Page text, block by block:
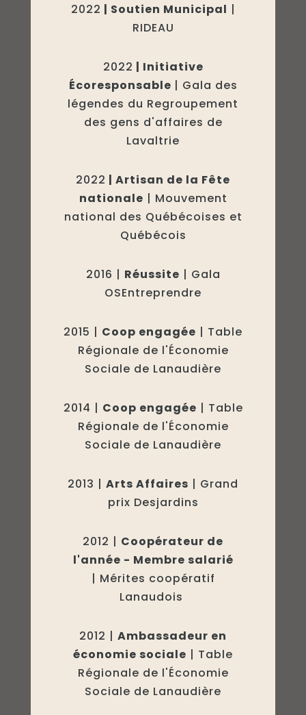
2022 | Soutien Municipal |
RIDEAU
2022 | Initiative
Écoresponsable | Gala des
légendes du Regroupement
des gens d'affaires de
Lavaltrie
2022 | Artisan de la Fête
nationale | Mouvement
national des Québécoises et
Québécois
2016 | Réussite | Gala
OSEntreprendre
2015 | Coop engagée | Table
Régionale de l'Économie
Sociale de Lanaudière
2014 | Coop engagée | Table
Régionale de l'Économie
Sociale de Lanaudière
2013 | Arts Affaires | Grand
prix Desjardins
2012 | Coopérateur de
l'année - Membre salarié
| Mérites coopératif
Lanaudois
2012 | Ambassadeur en
économie sociale | Table
Régionale de l'Économie
Sociale de Lanaudière